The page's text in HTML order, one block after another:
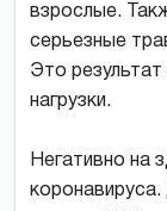
взрослые.
серьезные
Это
нагрузки.
Негативно на